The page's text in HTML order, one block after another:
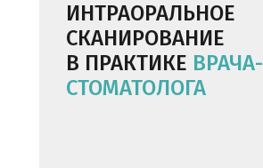
ИНТРАОРАЛЬНОЕ
СКАНИРОВАНИЕ
В ПРАКТИКЕ ВРАЧА-
СТОМАТОЛОГА